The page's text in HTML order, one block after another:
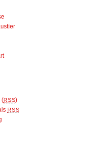
(RSS)
RSS